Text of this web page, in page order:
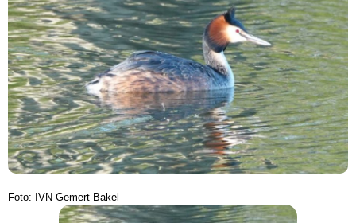
Foto: IVN Gemert-Bakel